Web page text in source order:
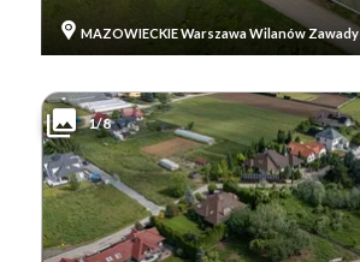
MAZOWIECKIE Warszawa Wilanów Zawady
1/8